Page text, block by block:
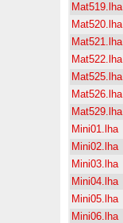
Mat519.lha
Mat520.lha
Mat521.lha
Mat522.lha
Mat525.lha
Mat526.lha
Mat529.lha
Mini01.lha
Mini02.lha
Mini03.lha
Mini04.lha
Mini05.lha
Mini06.lha